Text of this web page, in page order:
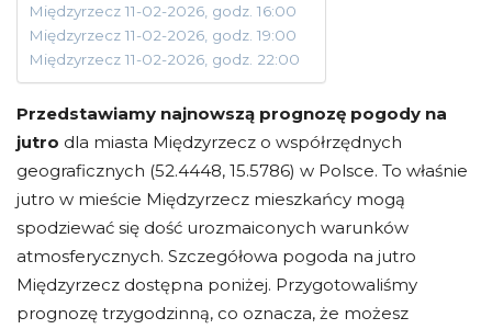
Międzyrzecz 11-02-2026, godz. 16:00
Międzyrzecz 11-02-2026, godz. 19:00
Międzyrzecz 11-02-2026, godz. 22:00
Przedstawiamy najnowszą prognozę pogody na
jutro dla miasta Międzyrzecz o współrzędnych
geograficznych (52.4448, 15.5786) w Polsce. To właśnie
jutro w mieście Międzyrzecz mieszkańcy mogą
spodziewać się dość urozmaiconych warunków
atmosferycznych. Szczegółowa pogoda na jutro
Międzyrzecz dostępna poniżej. Przygotowaliśmy
prognozę trzygodzinną, co oznacza, że możesz